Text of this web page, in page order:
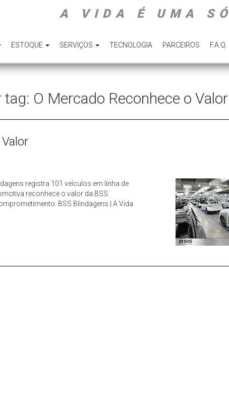
A VIDA É UMA SÓ
ESTOQUE SERVIÇOS TECNOLOGIA PARCEIROS F.A.Q.
O Mercado Reconhece o Valor
registra 101 veículos em linha de
reconhece o valor da BSS.
BSS Blindagens | A Vida